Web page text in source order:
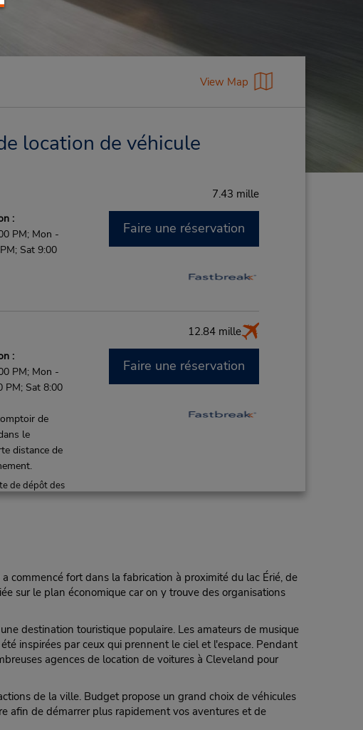
View Map
location de véhicule
7.43 mille
:
PM; Mon -
Sat 9:00
Faire une réservation
12.84 mille
:
PM; Mon -
PM; Sat 8:00
de
le
distance de
de dépôt des
Faire une réservation
commencé fort dans la fabrication à proximité du lac Érié, de
sur le plan économique car on y trouve des organisations
destination touristique populaire. Les amateurs de musique
inspirées par ceux qui prennent le ciel et l'espace. Pendant
agences de location de voitures à Cleveland pour
de la ville. Budget propose un grand choix de véhicules
afin de démarrer plus rapidement vos aventures et de